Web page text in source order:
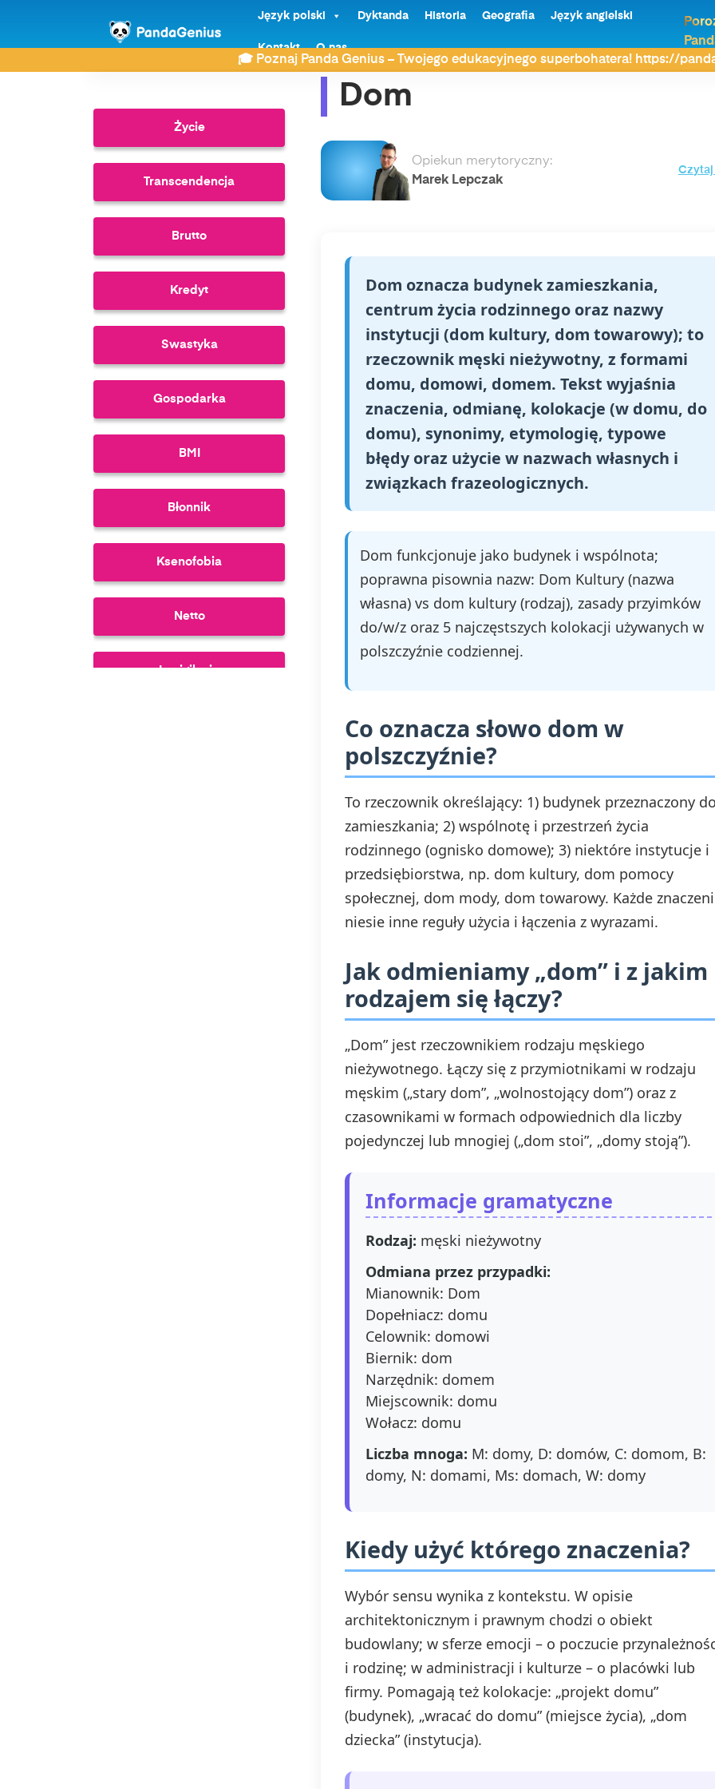
Język polski Dyktanda Historia Geografia Język angielski
Kontakt O nas
🎓 Poznaj Panda Genius – Twojego edukacyjnego superbohatera! https://
ZDAY Słownik Dom
Życie
Transcendencja
Brutto
Kredyt
Swastyka
Gospodarka
BMI
Błonnik
Ksenofobia
Netto
Inwigilacja
Dom
Opiekun merytoryczny:
Marek Lepczak
Dom oznacza budynek zamieszkania,
centrum życia rodzinnego oraz nazwy
instytucji (dom kultury, dom towarowy); to
rzeczownik męski nieżywotny, z formami
domu, domowi, domem. Tekst wyjaśnia
znaczenia, odmianę, kolokacje (w domu, do
domu), synonimy, etymologię, typowe
błędy oraz użycie w nazwach własnych i
związkach frazeologicznych.
Dom funkcjonuje jako budynek i wspólnota;
poprawna pisownia nazw: Dom Kultury (nazwa
własna) vs dom kultury (rodzaj), zasady przyimków
do/w/z oraz 5 najczęstszych kolokacji używanych w
polszczyźnie codziennej.
Co oznacza słowo dom w
polszczyźnie?
To rzeczownik określający: 1) budynek przeznaczony
zamieszkania; 2) wspólnotę i przestrzeń życia
rodzinnego (ognisko domowe); 3) niektóre instytucje i
przedsiębiorstwa, np. dom kultury, dom pomocy
społecznej, dom mody, dom towarowy. Każde
niesie inne reguły użycia i łączenia z wyrazami.
Jak odmieniamy „dom” i z jakim
rodzajem się łączy?
„Dom” jest rzeczownikiem rodzaju męskiego
nieżywotnego. Łączy się z przymiotnikami w rodzaju
męskim („stary dom”, „wolnostojący dom”) oraz z
czasownikami w formach odpowiednich dla liczby
pojedynczej lub mnogiej („dom stoi”, „domy stoją”).
Informacje gramatyczne
Rodzaj: męski nieżywotny
Odmiana przez przypadki:
Mianownik: Dom
Dopełniacz: domu
Celownik: domowi
Biernik: dom
Narzędnik: domem
Miejscownik: domu
Wołacz: domu
Liczba mnoga: M: domy, D: domów, C: domom, B:
domy, N: domami, Ms: domach, W: domy
Kiedy użyć którego znaczenia?
Wybór sensu wynika z kontekstu. W opisie
architektonicznym i prawnym chodzi o obiekt
budowlany; w sferze emocji – o poczucie
i rodzinę; w administracji i kulturze – o placówki lub
firmy. Pomagają też kolokacje: „projekt domu”
(budynek), „wracać do domu” (miejsce życia), „dom
dziecka” (instytucja).